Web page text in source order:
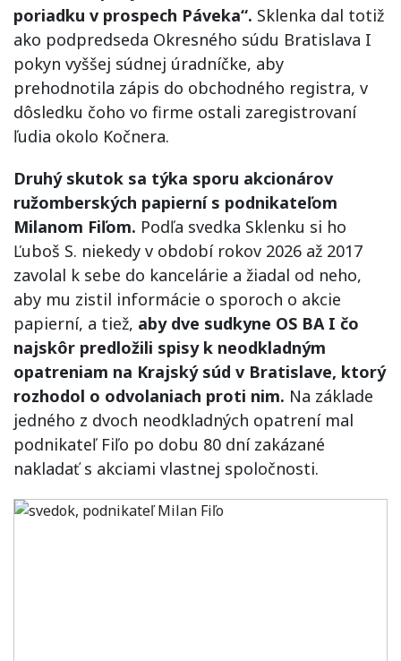
poriadku v prospech Páveka“. Sklenka dal totiž
ako podpredseda Okresného súdu Bratislava I
pokyn vyššej súdnej úradníčke, aby
prehodnotila zápis do obchodného registra, v
dôsledku čoho vo firme ostali zaregistrovaní
ľudia okolo Kočnera.
Druhý skutok sa týka sporu akcionárov
ružomberských papierní s podnikateľom
Milanom Fiľom. Podľa svedka Sklenku si ho
Ľuboš S. niekedy v období rokov 2026 až 2017
zavolal k sebe do kancelárie a žiadal od neho,
aby mu zistil informácie o sporoch o akcie
papierní, a tiež, aby dve sudkyne OS BA I čo
najskôr predložili spisy k neodkladným
opatreniam na Krajský súd v Bratislave, ktorý
rozhodol o odvolaniach proti nim. Na základe
jedného z dvoch neodkladných opatrení mal
podnikateľ Fiľo po dobu 80 dní zakázané
nakladať s akciami vlastnej spoločnosti.